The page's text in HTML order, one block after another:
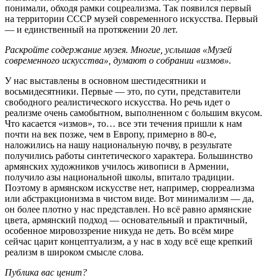
понимали, обходя рамки соцреализма. Так появился первый
на территории СССР музей современного искусства. Первый
— и единственный на протяжении 20 лет.
Раскройте содержание музея. Многие, услышав «Музей
современного искусства», думают о собрании «измов».
У нас выставлены в основном шестидесятники и
восьмидесятники. Первые — это, по сути, представители
свободного реалистического искусства. Но речь идет о
реализме очень самобытном, выполненном с большим вкусом.
Что касается «измов», то… все эти течения пришли к нам
почти на век позже, чем в Европу, примерно в 80-е,
наложились на нашу национальную почву, в результате
получились работы синтетического характера. Большинство
армянских художников училось живописи в Армении,
получило азы национальной школы, впитало традиции.
Поэтому в армянском искусстве нет, например, сюрреализма
или абстракционизма в чистом виде. Вот минимализм — да,
он более плотно у нас представлен. Но всё равно армянские
цвета, армянский подход — основательный и практичный,
особенное мировоззрение никуда не деть. Во всём мире
сейчас царит концептуализм, а у нас в ходу всё еще крепкий
реализм в широком смысле слова.
Публика вас ценит?